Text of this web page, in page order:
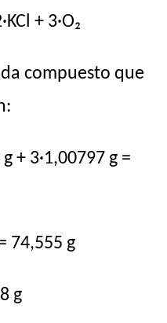
+ 3·O₂
compuesto que
+ 3·1,00797 g =
74,555 g
g